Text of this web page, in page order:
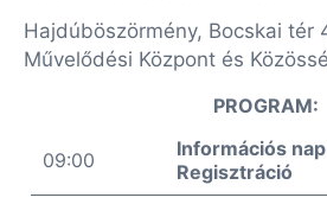
Hajdúböszörmény, Bocskai tér
Művelődési Központ és
PROGRAM:
09:00
Információs
Regisztráció